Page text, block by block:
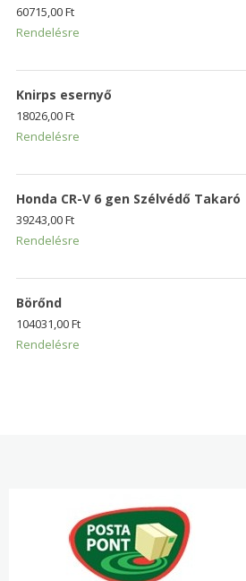
60715,00Ft
Rendelésre
Knirps esernyő
18026,00Ft
Rendelésre
Honda CR-V 6 gen Szélvédő Takaró
39243,00Ft
Rendelésre
Börőnd
104031,00Ft
Rendelésre